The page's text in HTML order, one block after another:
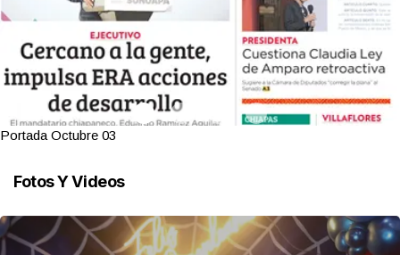
Portada Octubre 03
Fotos Y Videos